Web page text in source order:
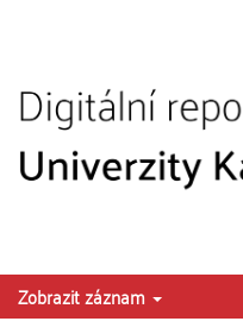
Zobrazit záznam